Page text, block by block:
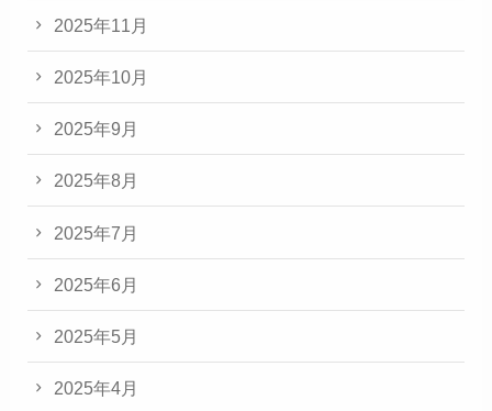
2025年11月
2025年10月
2025年9月
2025年8月
2025年7月
2025年6月
2025年5月
2025年4月